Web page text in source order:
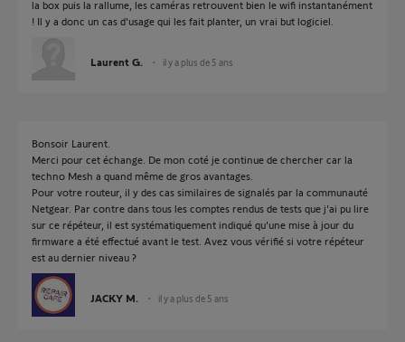
la box puis la rallume, les caméras retrouvent bien le wifi instantanément
! Il y a donc un cas d'usage qui les fait planter, un vrai but logiciel.
Laurent G. il y a plus de 5 ans
Bonsoir Laurent.
Merci pour cet échange. De mon coté je continue de chercher car la
techno Mesh a quand même de gros avantages.
Pour votre routeur, il y des cas similaires de signalés par la communauté
Netgear. Par contre dans tous les comptes rendus de tests que j'ai pu lire
sur ce répéteur, il est systématiquement indiqué qu'une mise à jour du
firmware a été effectué avant le test. Avez vous vérifié si votre répéteur
est au dernier niveau ?
JACKY M. il y a plus de 5 ans